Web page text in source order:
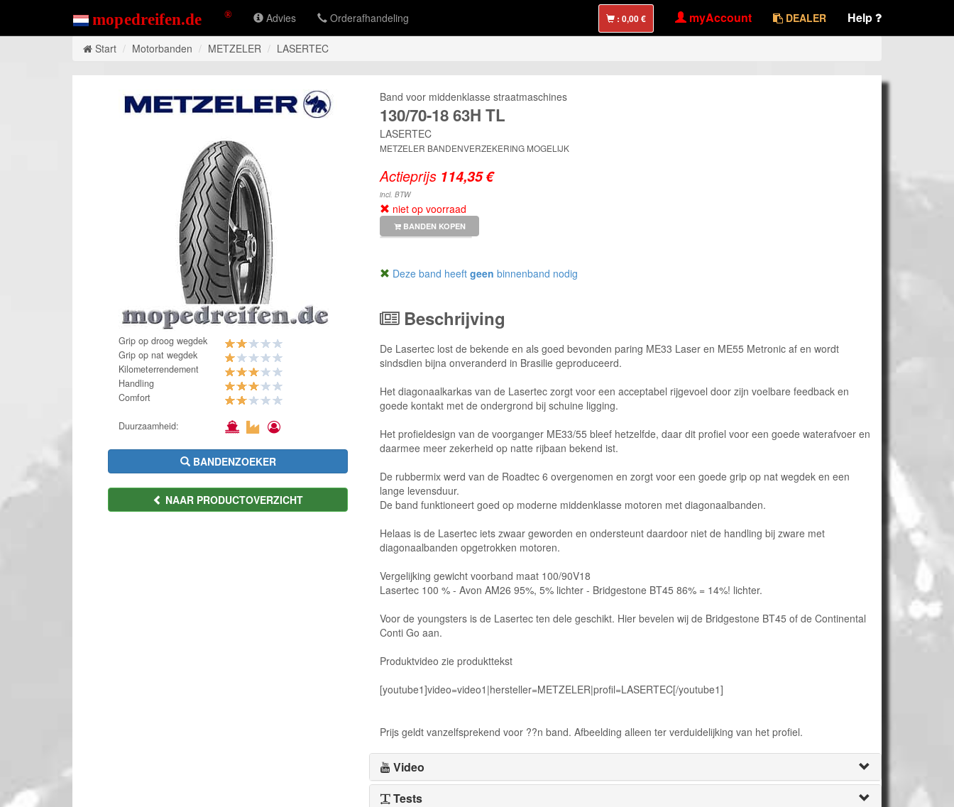
Advies Orderafhandeling : myAccount DEALER Help
Start Motorbanden METZELER LASERTEC
Grip op droog wegdek
Grip op nat wegdek
Kilometerrendement
Handling
Comfort
Duurzaamheid:
BANDENZOEKER
NAAR PRODUCTOVERZICHT
Band voor middenklasse straatmaschines
130/70-18 63H TL
LASERTEC
METZELER BANDENVERZEKERING MOGELIJK
Actieprijs
incl. BTW
niet op voorraad
BANDEN KOPEN
Deze band heeftgeen binnenband nodig
Beschrijving
De Lasertec lost de bekende en als goed bevonden paring ME33 Laser en ME55 Metronic af en wordt
sindsdien bijna onveranderd in Brasilie geproduceerd.
Het diagonaalkarkas van de Lasertec zorgt voor een acceptabel rijgevoel door zijn voelbare feedback en
goede kontakt met de ondergrond bij schuine ligging.
Het profieldesign van de voorganger ME33/55 bleef hetzelfde, daar dit profiel voor een goede waterafvoer en
daarmee meer zekerheid op natte rijbaan bekend ist.
De rubbermix werd van de Roadtec 6 overgenomen en zorgt voor een goede grip op nat wegdek en een
lange levensduur.
De band funktioneert goed op moderne middenklasse motoren met diagonaalbanden.
Helaas is de Lasertec iets zwaar geworden en ondersteunt daardoor niet de handling bij zware met
diagonaalbanden opgetrokken motoren.
Vergelijking gewicht voorband maat 100/90V18
Lasertec 100 % - Avon AM26 95%, 5% lichter - Bridgestone BT45 86% = 14%! lichter.
Voor de youngsters is de Lasertec ten dele geschikt. Hier bevelen wij de Bridgestone BT45 of de Continental
Conti Go aan.
Produktvideo zie produkttekst
[youtube1]video=video1|hersteller=METZELER|profil=LASERTEC[/youtube1]
Prijs geldt vanzelfsprekend voor ??n band. Afbeelding alleen ter verduidelijking van het profiel.
Video
Tests